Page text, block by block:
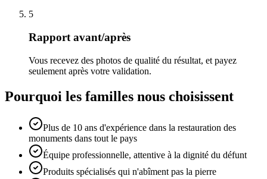
5
Rapport avant/après
Vous recevez des photos de qualité du résultat, et payez
seulement après votre validation.
Pourquoi les familles nous choisissent
Plus de 10 ans d'expérience dans la restauration des
monuments dans tout le pays
Équipe professionnelle, attentive à la dignité du défunt
Produits spécialisés qui n'abîment pas la pierre